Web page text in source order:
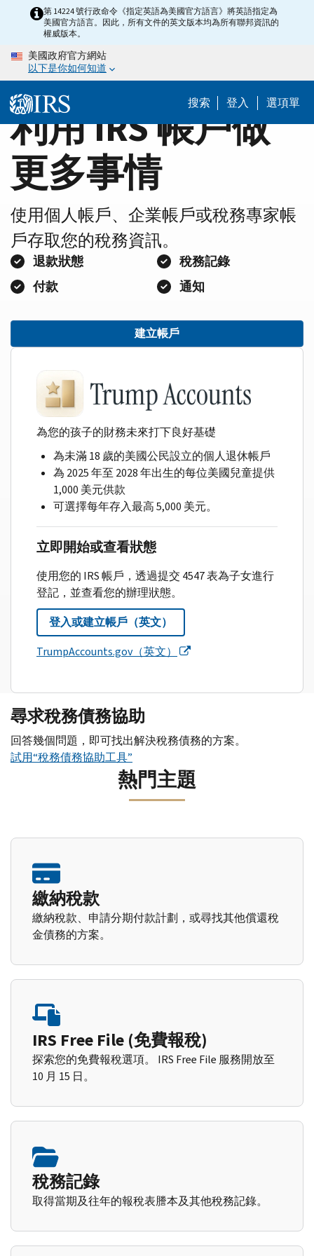
content
Home第 14224 號行政命令《指定英語為美國官方語言》將英語指定為
美國官方語言。因此，所有文件的英文版本均為所有聯邦資訊的
權威版本。
美國政府官方網站
以下是你如何知道
搜索 登入 選項單
利用 IRS 帳戶做
更多事情
使用個人帳戶、企業帳戶或稅務專家帳
戶存取您的稅務資訊。
退款狀態
稅務記錄
付款
通知
建立帳戶
為您的孩子的財務未來打下良好基礎
為未滿 18 歲的美國公民設立的個人退休帳戶
為 2025 年至 2028 年出生的每位美國兒童提供
1,000 美元供款
可選擇每年存入最高 5,000 美元。
立即開始或查看狀態
使用您的 IRS 帳戶，透過提交 4547 表為子女進行
登記，並查看您的辦理狀態。
登入或建立帳戶（英文）
TrumpAccounts.gov（英文）
尋求稅務債務協助
回答幾個問題，即可找出解決稅務債務的方案。
試用“稅務債務協助工具”
熱門主題
繳納稅款
繳納稅款、申請分期付款計劃，或尋找其他償還稅
金債務的方案。
IRS Free File (免費報稅)
探索您的免費報稅選項。 IRS Free File 服務開放至
10 月 15 日。
稅務記錄
取得當期及往年的報稅表謄本及其他稅務記錄。